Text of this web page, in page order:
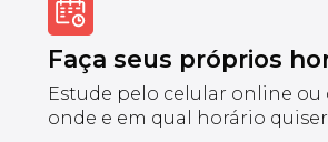
Faça seus próprios
Estude pelo celular online ou
onde e em qual horário quiser.